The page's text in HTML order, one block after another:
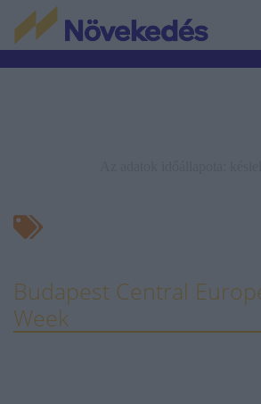
Budapest Central
Week